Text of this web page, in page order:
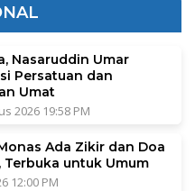
Nasaruddin Umar
Persatuan dan
Umat
2026 19:58 PM
Ada Zikir dan Doa
Terbuka untuk Umum
12:00 PM